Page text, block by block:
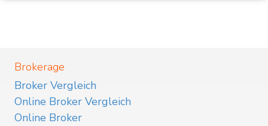
Brokerage
Broker Vergleich
Online Broker Vergleich
Online Broker